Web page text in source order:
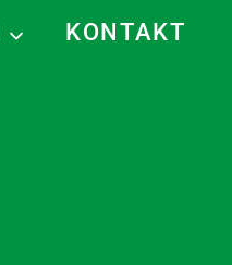
KONTAKT